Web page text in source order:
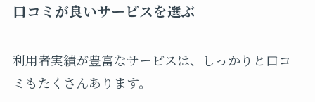
口コミが良いサービスを選ぶ
利用者実績が豊富なサービスは、しっかりと口コ
ミもたくさんあります。